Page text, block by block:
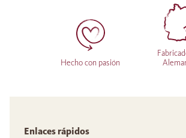
Hecho con pasión
Enlaces rápidos